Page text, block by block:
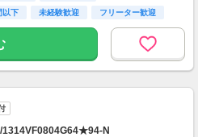
以下 未経験歓迎
フリーター歓迎
1314VF0804G64★94-N